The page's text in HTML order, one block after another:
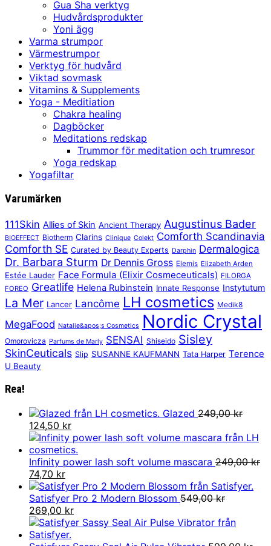
Gua Sha verktyg
Hudvårdsprodukter
Yoni ägg
Varma strumpor
Värmestrumpor
Verktyg för hudvård
Viktad sovmask
Vitamins & Supplements
Yoga - Meditiation
Chakra healing
Dagböcker
Meditations redskap
Trummor för meditation och trumresor
Yoga redskap
Yogafiltar
Varumärken
111Skin Allies of Skin Ancient Therapy Augustinus Bader
BIOEFFECT Biotherm Clarins Clinique Colekt Comforth Scandinavia
Comforth SE Curated by Beauty Experts Darphin Dermalogica
Dr. Barbara Sturm Dr Dennis Gross Elemis Elizabeth Arden
Estée Lauder Face Formula (Elixir Cosmeceuticals) FILORGA
FOREO Greatlife Helena Rubinstein Innate Response Instytutum
La Mer Lancer Lancôme LH cosmetics Medik8
MegaFood Natalie&apos;s Cosmetics Nordic Crystal
Omorovicza Parfums de Marly SENSAI Shiseido Sisley
SkinCeuticals Slip SUSANNE KAUFMANN Tata Harper Terence
U Beauty
Rea!
Glazed 249,00kr
Det
ursprungliga
priset
var:
249,00 kr.
124,50 krDet
nuvarande
priset
är:
Infinity power lash soft volume mascara 249,00kr
Det
ursprungliga
priset
var:
249,00 kr.
74,70 krDet
nuvarande
priset
är:
74,70 kr.
Satisfyer Pro 2 Modern Blossom 549,00kr
Det
ursprungliga
priset
269,00 krDet
nuvarande